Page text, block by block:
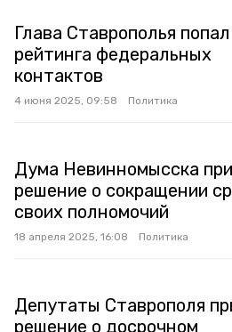
Глава Ставрополья
рейтинга федеральных
контактов
4 июня 2025, 09:58 Политика
Дума Невинномысска
решение о сокращении
своих полномочий
18 апреля 2025, 16:08 Политика
Депутаты Ставрополя
решение о досрочном